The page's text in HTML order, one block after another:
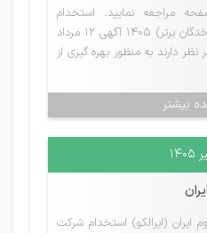
مراجعه نمایید. استخدام
شرکت‌های گل گهر (دانش آموختگان برتر) 1405 آگهی 12 مرداد
نظر دارند به منظور بهره گیری از
بیشتر
ایران (ایرالکو) استخدام شرکت